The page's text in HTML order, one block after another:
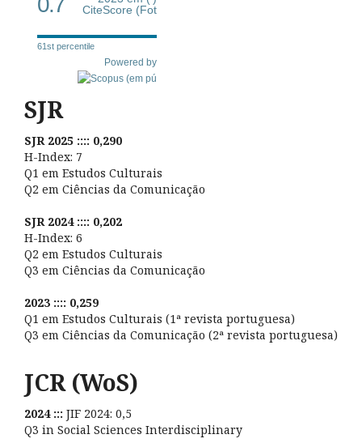
CiteScore (Fot
61st percentile
Powered by
SJR
SJR 2025 :::: 0,290
H-Index: 7
Q1 em Estudos Culturais
Q2 em Ciências da Comunicação
SJR 2024 :::: 0,202
H-Index: 6
Q2 em Estudos Culturais
Q3 em Ciências da Comunicação
2023 :::: 0,259
Q1 em Estudos Culturais (1ª revista portuguesa)
Q3 em Ciências da Comunicação (2ª revista portuguesa)
JCR (WoS)
2024 ::: JIF 2024: 0,5
Q3 in Social Sciences Interdisciplinary